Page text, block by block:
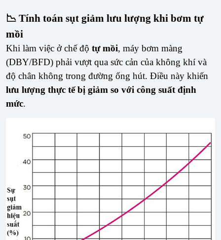
📉 Tính toán sụt giảm lưu lượng khi bơm tự
mồi
Khi làm việc ở chế độ tự mồi, máy bơm màng
(DBY/BFD) phải vượt qua sức cản của không khí và
độ chân không trong đường ống hút. Điều này khiến
lưu lượng thực tế bị giảm so với công suất định
mức.